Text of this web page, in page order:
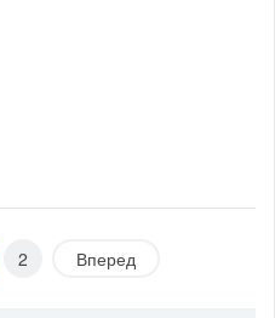
2 Вперед